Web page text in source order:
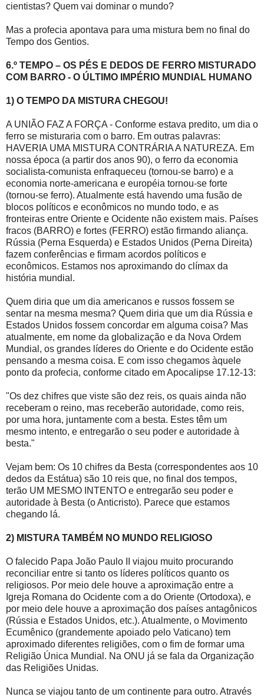
cientistas? Quem vai dominar o mundo?
Mas a profecia apontava para uma mistura bem no final do
Tempo dos Gentios.
6.º TEMPO – OS PÉS E DEDOS DE FERRO MISTURADO
COM BARRO - O ÚLTIMO IMPÉRIO MUNDIAL HUMANO
1) O TEMPO DA MISTURA CHEGOU!
A UNIÃO FAZ A FORÇA - Conforme estava predito, um dia o
ferro se misturaria com o barro. Em outras palavras:
HAVERIA UMA MISTURA CONTRÁRIA A NATUREZA. Em
nossa época (a partir dos anos 90), o ferro da economia
socialista-comunista enfraqueceu (tornou-se barro) e a
economia norte-americana e européia tornou-se forte
(tornou-se ferro). Atualmente está havendo uma fusão de
blocos políticos e econômicos no mundo todo, e as
fronteiras entre Oriente e Ocidente não existem mais. Países
fracos (BARRO) e fortes (FERRO) estão firmando aliança.
Rússia (Perna Esquerda) e Estados Unidos (Perna Direita)
fazem conferências e firmam acordos políticos e
econômicos. Estamos nos aproximando do clímax da
história mundial.
Quem diria que um dia americanos e russos fossem se
sentar na mesma mesma? Quem diria que um dia Rússia e
Estados Unidos fossem concordar em alguma coisa? Mas
atualmente, em nome da globalização e da Nova Ordem
Mundial, os grandes líderes do Oriente e do Ocidente estão
pensando a mesma coisa. E com isso chegamos àquele
ponto da profecia, conforme citado em Apocalipse 17.12-13:
"Os dez chifres que viste são dez reis, os quais ainda não
receberam o reino, mas receberão autoridade, como reis,
por uma hora, juntamente com a besta. Estes têm um
mesmo intento, e entregarão o seu poder e autoridade à
besta."
Vejam bem: Os 10 chifres da Besta (correspondentes aos 10
dedos da Estátua) são 10 reis que, no final dos tempos,
terão UM MESMO INTENTO e entregarão seu poder e
autoridade à Besta (o Anticristo). Parece que estamos
chegando lá.
2) MISTURA TAMBÉM NO MUNDO RELIGIOSO
O falecido Papa João Paulo II viajou muito procurando
reconciliar entre si tanto os líderes políticos quanto os
religiosos. Por meio dele houve a aproximação entre a
Igreja Romana do Ocidente com a do Oriente (Ortodoxa), e
por meio dele houve a aproximação dos países antagônicos
(Rússia e Estados Unidos, etc.). Atualmente, o Movimento
Ecumênico (grandemente apoiado pelo Vaticano) tem
aproximado diferentes religiões, com o fim de formar uma
Religião Única Mundial. Na ONU já se fala da Organização
das Religiões Unidas.
Nunca se viajou tanto de um continente para outro. Através